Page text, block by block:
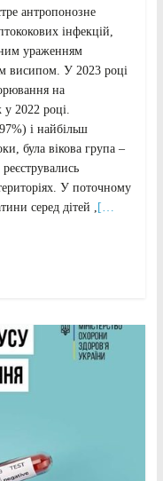
антропонозне
інфекцій,
ураженням
висипом. У 2023 році
на
2022 році.
і найбільш
була вікова група –
У поточному
серед дітей ,
[…